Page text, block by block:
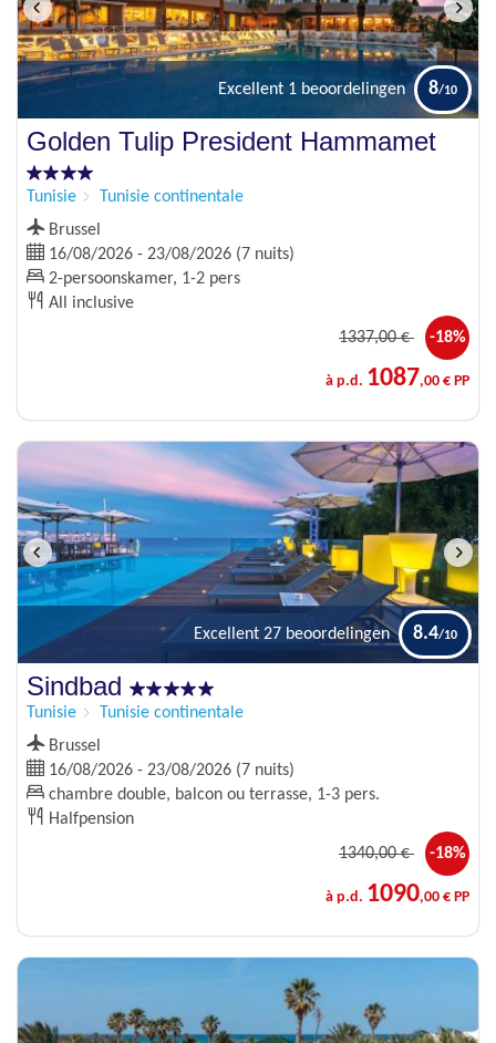
Excellent 1 beoordelingen 8
Golden Tulip President Hammamet
Tunisie
Tunisie continentale
Brussel
16/08/2026 - 23/08/2026 (7 nuits)
2-persoonskamer, 1-2 pers
All inclusive
1337,00 € -18%
à p.d. 1087,00 € PP
Excellent 27 beoordelingen 8.4
Sindbad
Tunisie
Tunisie continentale
Brussel
16/08/2026 - 23/08/2026 (7 nuits)
chambre double, balcon ou terrasse, 1-3 pers.
Halfpension
1340,00 € -18%
à p.d. 1090,00 € PP